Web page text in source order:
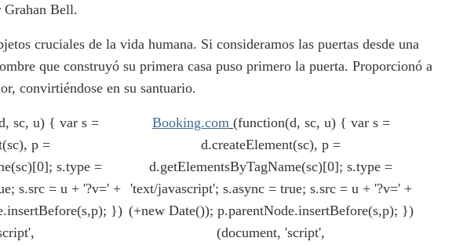
Grahan Bell.
cruciales de la vida humana. Si consideramos las puertas desde una
que construyó su primera casa puso primero la puerta. Proporcionó a
convirtiéndose en su santuario.
sc, u) { var s =
p =
s.type =
s.src = u + '?v=' +
})
Booking.com (function(d, sc, u) { var s =
d.createElement(sc), p =
d.getElementsByTagName(sc)[0]; s.type =
'text/javascript'; s.async = true; s.src = u + '?v=' +
(+new Date()); p.parentNode.insertBefore(s,p); })
(document, 'script',